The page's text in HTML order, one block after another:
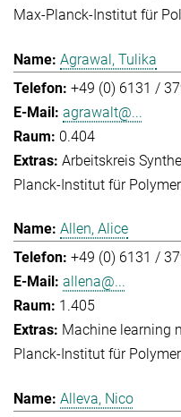
Max-Planck-Institut für
Agrawal, Tulika
+49 (0) 6131 /
agrawalt@...
0.404
Arbeitskreis
Planck-Institut für
Allen, Alice
+49 (0) 6131 /
allena@...
1.405
Machine learning
Planck-Institut für
Alleva, Nico